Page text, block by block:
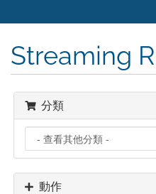
Streaming
分類
動作